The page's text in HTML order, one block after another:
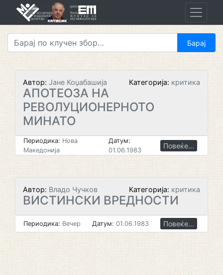
Автор: Јане Коџабашија Категорија: критика
АПОТЕОЗА НА
РЕВОЛУЦИОНЕРНОТО
МИНАТО
Периодика: Нова
Македонија
Датум:
01.06.1983
Повеќе...
Автор: Владо Чучков Категорија: критика
ВИСТИНСКИ ВРЕДНОСТИ
Периодика: Вечер Датум: 01.06.1983 Повеќе...